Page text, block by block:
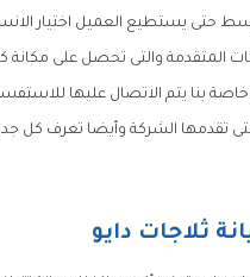
حتى يستطيع العميل اختيار
المتقدمة والتى تحصل على مكانة
خاصة بنا يتم الاتصال عليها
تقدمها الشركة وأيضا تعرف كل
ثلاجات دايو